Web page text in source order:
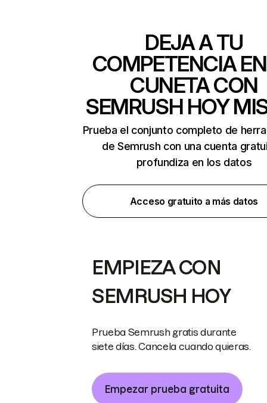
DEJA A TU
COMPETENCIA
CUNETA CON
SEMRUSH HOY
Prueba el conjunto completo de
de Semrush con una cuenta
profundiza en los datos
Acceso gratuito a más datos
EMPIEZA CON
SEMRUSH HOY
Prueba Semrush gratis durante
siete días. Cancela cuando quieras.
Empezar prueba gratuita